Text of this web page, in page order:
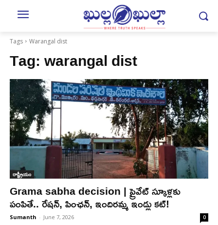
Tags Warangal dist
Tag:warangal dist
రాష్ట్రీయం
Grama sabha decision | ప్రైవేట్ స్కూళ్ల‌కు
పంపితే.. రేష‌న్‌, పింఛ‌న్‌, ఇందిర‌మ్మ ఇండ్లు క‌ట్‌!
Sumanth - June 7, 2026 0